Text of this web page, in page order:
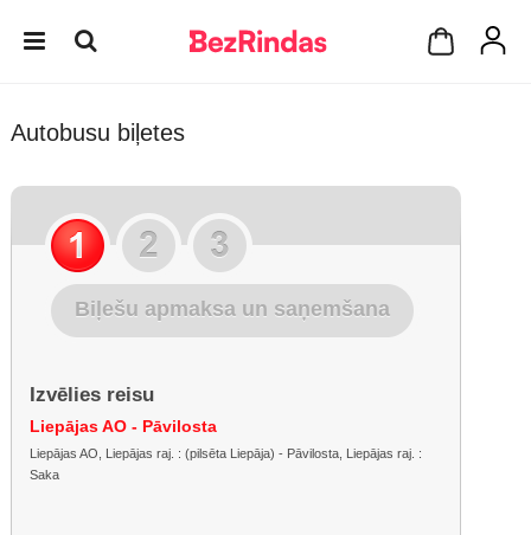
Autobusu biļetes
Biļešu apmaksa un saņemšana
Izvēlies reisu
Liepājas AO - Pāvilosta
Liepājas AO, Liepājas raj. : (pilsēta Liepāja) - Pāvilosta, Liepājas raj. :
Saka